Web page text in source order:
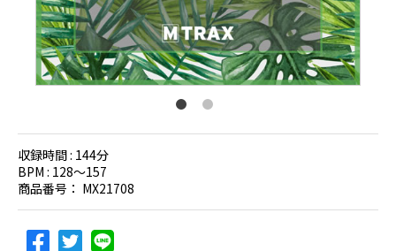
収録時間 : 144分
BPM : 128〜157
商品番号： MX21708